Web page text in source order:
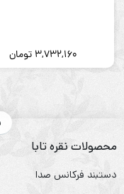
3,732,160 تومان
محصولات نقره تابا
دستبند فرکانس صدا